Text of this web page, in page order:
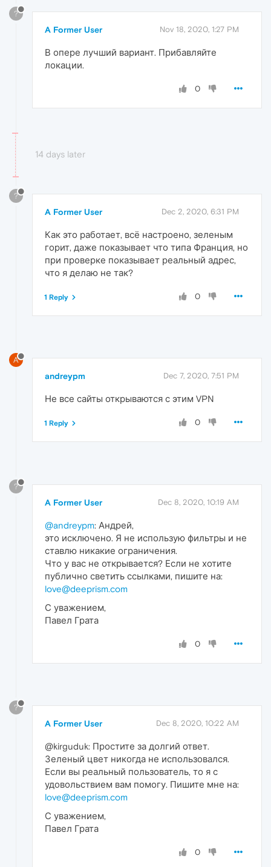
?
A Former User Nov 18, 2020, 1:27 PM
В опере лучший вариант. Прибавляйте
локации.
0
14 days later
?
A Former User Dec 2, 2020, 6:31 PM
Как это работает, всё настроено, зеленым
горит, даже показывает что типа Франция, но
при проверке показывает реальный адрес,
что я делаю не так?
0
1 Reply
A
andreypm Dec 7, 2020, 7:51 PM
Не все сайты открываются с этим VPN
0
1 Reply
?
A Former User Dec 8, 2020, 10:19 AM
@andreypm: Андрей,
это исключено. Я не использую фильтры и не
ставлю никакие ограничения.
Что у вас не открывается? Если не хотите
публично светить ссылками, пишите на:
love@deeprism.com
С уважением,
Павел Грата
0
?
A Former User Dec 8, 2020, 10:22 AM
@kirguduk: Простите за долгий ответ.
Зеленый цвет никогда не использовался.
Если вы реальный пользователь, то я с
удовольствием вам помогу. Пишите мне на:
love@deeprism.com
С уважением,
Павел Грата
0